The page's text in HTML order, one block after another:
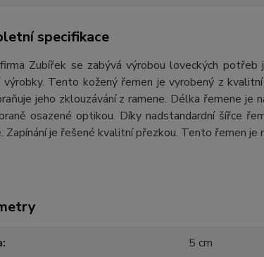
specifikace
Zubířek se zabývá výrobou loveckých
Tento kožený řemen je vyrobený z
jeho zklouzávání z ramene. Délka řemene
osazené optikou. Díky nadstandardní šířce
Zapínání je řešené kvalitní přezkou. Tento řemen
5 cm